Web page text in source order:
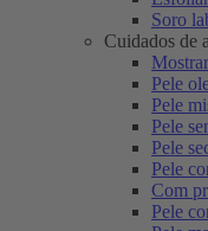
Soro
Cuidados de
Pele
Pele
Pele
Pele
Pele
Com
Pele